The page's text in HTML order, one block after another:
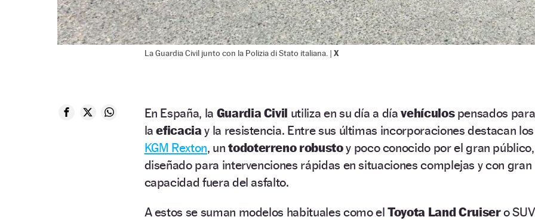
La Guardia Civil junto con la Polizia di Stato italiana. | X
En España, la Guardia Civil utiliza en su día a díavehículos pensados para
laeficaciay la resistencia. Entre sus últimas incorporaciones destacan los
KGM Rexton, untodoterreno robustoy poco conocido por el gran público,
diseñado para intervenciones rápidas en situaciones complejas y con gran
capacidad fuera del asfalto.
A estos se suman modelos habituales como elToyota Land Cruisero SUV